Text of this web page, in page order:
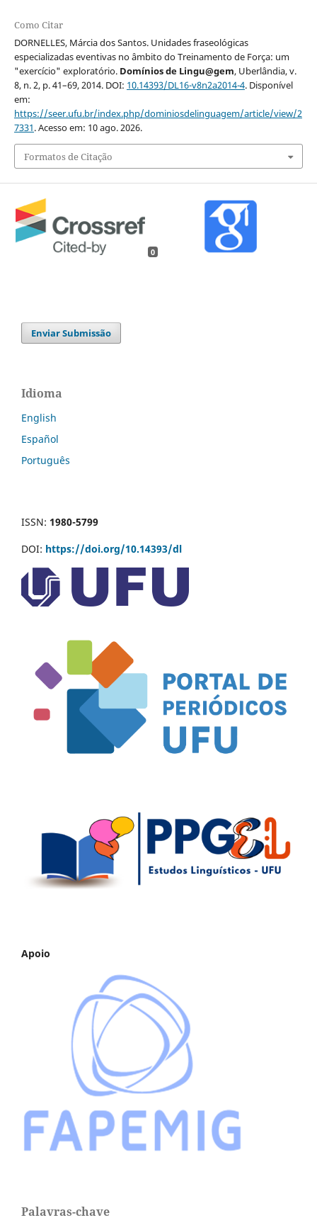
Como Citar
DORNELLES, Márcia dos Santos. Unidades fraseológicas
especializadas eventivas no âmbito do Treinamento de Força: um
"exercício" exploratório. Domínios de Lingu@gem, Uberlândia, v.
8, n. 2, p. 41–69, 2014. DOI: 10.14393/DL16-v8n2a2014-4. Disponível
em:
https://seer.ufu.br/index.php/dominiosdelinguagem/article/view/2
7331. Acesso em: 10 ago. 2026.
Formatos de Citação
0
Enviar Submissão
Idioma
English
Español
Português
ISSN: 1980-5799
DOI: https://doi.org/10.14393/dl
Apoio
Palavras-chave